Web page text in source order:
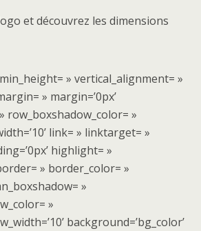
et découvrez les dimensions
» vertical_alignment= »
» margin=’0px’
row_boxshadow_color= »
link= » linktarget= »
highlight= »
» border_color= »
»
»
background=’bg_color’